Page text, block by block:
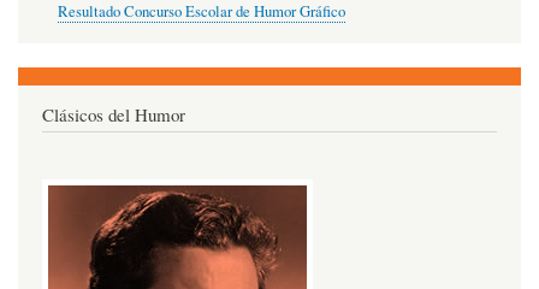
Resultado Concurso Escolar de Humor Gráfico
Clásicos del Humor